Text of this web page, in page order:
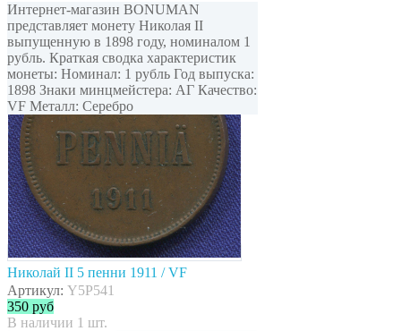
Интернет-магазин BONUMAN
представляет монету Николая II
выпущенную в 1898 году, номиналом 1
рубль. Краткая сводка характеристик
монеты: Номинал: 1 рубль Год выпуска:
1898 Знаки минцмейстера: АГ Качество:
VF Металл: Серебро
Николай II 5 пенни 1911 / VF
Артикул: Y5P541
350 руб
В наличии 1 шт.